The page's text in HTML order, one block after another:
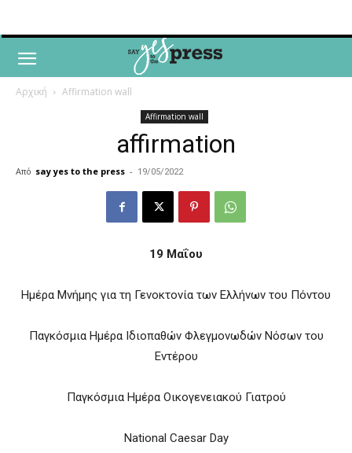
Αρχική Affirmation wall
Affirmation wall
affirmation
Από say yes to the press - 19/05/2022
19 Μαΐου
Ημέρα Μνήμης για τη Γενοκτονία των Ελλήνων του Πόντου
Παγκόσμια Ημέρα Ιδιοπαθών Φλεγμονωδών Νόσων του
Εντέρου
Παγκόσμια Ημέρα Οικογενειακού Γιατρού
Νational Caesar Day